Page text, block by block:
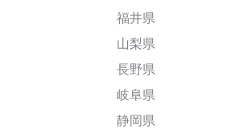
福井県
山梨県
長野県
岐阜県
静岡県